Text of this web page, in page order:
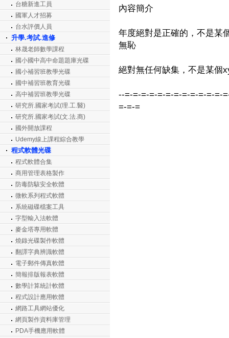
台糖新進工員
國軍人才招募
台水評價人員
升學.考試.進修
林晟老師數學課程
國小國中高中命題題庫光碟
國小補習班教學光碟
國中補習班教育光碟
高中補習班教學光碟
研究所.國家考試(理.工.醫)
研究所.國家考試(文.法.商)
國外開放課程
Udemy線上課程綜合教學
程式軟體光碟
程式軟體合集
商用管理表格製作
防毒防駭安全軟體
微軟系列程式軟體
系統磁碟檔案工具
字型輸入法軟體
麥金塔專用軟體
燒錄光碟製作軟體
翻譯字典辨識軟體
電子郵件傳真軟體
簡報排版報表軟體
數學計算統計軟體
程式設計應用軟體
網路工具網站優化
網頁製作資料庫管理
PDA手機應用軟體
內容簡介
年度絕對是正確的，不是某
無恥
絕對無任何缺集，不是某個
--=-=-=-=-=-=-=-=-=-=-=-=-
=-=-=